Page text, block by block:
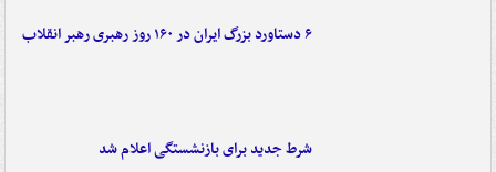
۶ دستاورد بزرگ ایران در ۱۶۰ روز رهبری رهبر انقلاب
شرط جدید برای بازنشستگی اعلام شد